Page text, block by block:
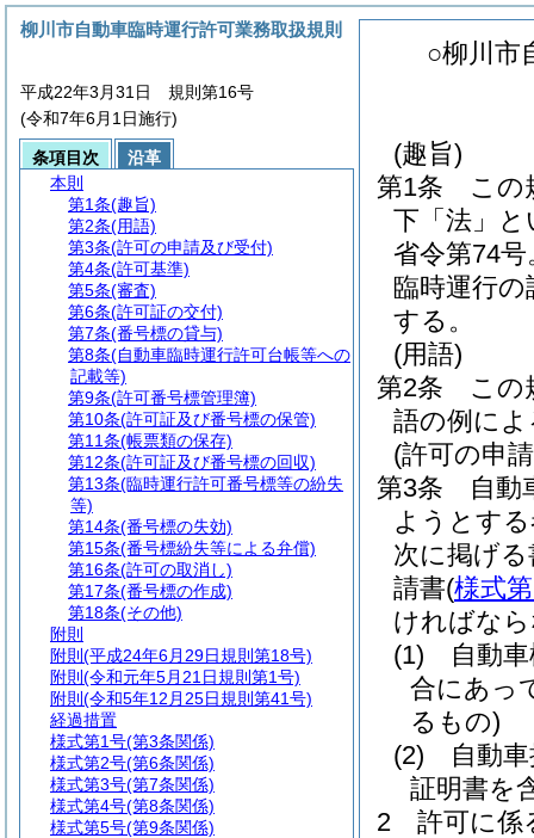
○柳川市
(趣旨)
第1条
この
下「法」と
省令第74
臨時運行
する。
(用語)
第2条
この
語の例によ
(許可の申
第3条
自動
ようとす
次に掲げ
請書(様式
ければな
(1)
自動
合にあっ
るもの)
(2)
自動
証明書を
2
許可に係
柳川市自動車臨時運行許可業務取扱規則
平成22年3月31日 規則第16号
(令和7年6月1日施行)
条項目次
沿革
本則
第1条(趣旨)
第2条(用語)
第3条(許可の申請及び受付)
第4条(許可基準)
第5条(審査)
第6条(許可証の交付)
第7条(番号標の貸与)
第8条(自動車臨時運行許可台帳等への
記載等)
第9条(許可番号標管理簿)
第10条(許可証及び番号標の保管)
第11条(帳票類の保存)
第12条(許可証及び番号標の回収)
第13条(臨時運行許可番号標等の紛失
等)
第14条(番号標の失効)
第15条(番号標紛失等による弁償)
第16条(許可の取消し)
第17条(番号標の作成)
第18条(その他)
附則
附則 (平成24年6月29日規則第18号)
附則 (令和元年5月21日規則第1号)
附則 (令和5年12月25日規則第41号)
経過措置
様式第1号(第3条関係)
様式第2号(第6条関係)
様式第3号(第7条関係)
様式第4号(第8条関係)
様式第5号(第9条関係)